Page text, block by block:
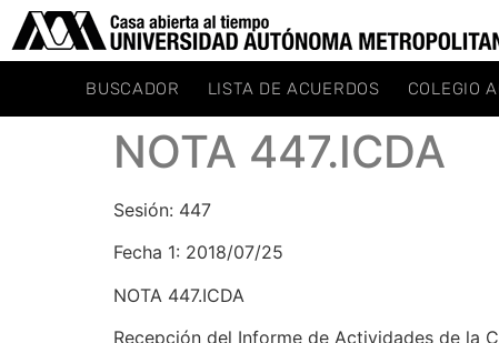
BUSCADOR LISTA DE ACUERDOS COLEGIO
NOTA 447.ICDA
Sesión: 447
Fecha 1: 2018/07/25
NOTA 447.ICDA
Recepción del Informe de Actividades de la